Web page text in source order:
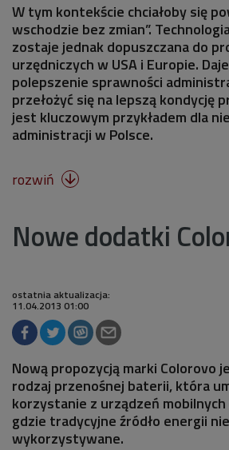
W tym kontekście chciałoby się
wschodzie bez zmian”.
zostaje jednak dopuszczana do
urzędniczych w USA i Europie.
polepszenie sprawności
przełożyć się na lepszą kondycję
jest kluczowym przykładem dla
administracji w Polsce.
rozwiń 
Nowe dodatki
ostatnia aktualizacja:
11.04.2013 01:00
Nową propozycją marki Colorovo
rodzaj przenośnej baterii, która
korzystanie z urządzeń mobilnych
gdzie tradycyjne źródło energii
wykorzystywane.